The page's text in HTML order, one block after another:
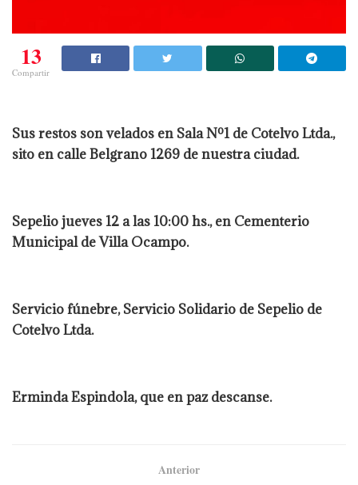
13
Compartir
Sus restos son velados en Sala Nº1 de Cotelvo Ltda.,
sito en calle Belgrano 1269 de nuestra ciudad.
Sepelio jueves 12 a las 10:00 hs., en Cementerio
Municipal de Villa Ocampo.
Servicio fúnebre, Servicio Solidario de Sepelio de
Cotelvo Ltda.
Erminda Espindola, que en paz descanse.
Anterior